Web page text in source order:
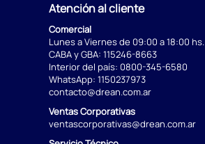
Atención al cliente
Comercial
Lunes a Viernes de 09:00 a 18:00 hs.
CABA y GBA: 115246-8663
Interior del país: 0800-345-6580
WhatsApp: 1150237973
contacto@drean.com.ar
Ventas Corporativas
ventascorporativas@drean.com.ar